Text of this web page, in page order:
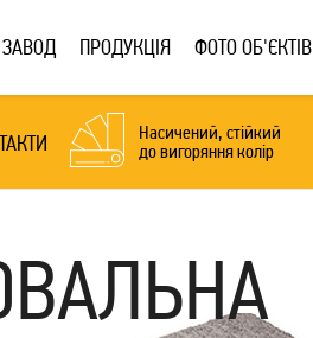
ПРОДУКЦІЯ ФОТО ОБ'ЄКТІВ
Насичений, стійкий
до вигоряння колір